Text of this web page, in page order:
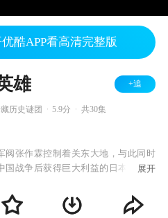
酷APP看高清完整版
雄 +追
历史谜团 5.9分 共30集
阀张作霖控制着关东大地，与此同时
国战争后获得巨大利益的日本更是对
谍团进入东北。
展开